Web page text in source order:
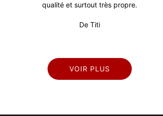
qualité et surtout très propre.
De Titi
VOIR PLUS